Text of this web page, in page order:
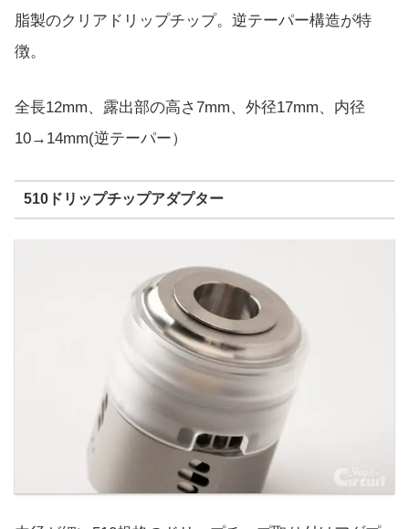
脂製のクリアドリップチップ。逆テーパー構造が特
徴。
全長12mm、露出部の高さ7mm、外径17mm、内径
10→14mm(逆テーパー）
510ドリップチップアダプター